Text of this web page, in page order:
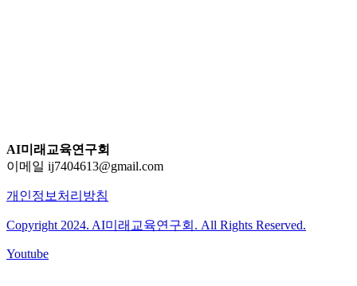
AI미래교육연구회
이메일 ij7404613@gmail.com
개인정보처리방침
Copyright 2024. AI미래교육연구회. All Rights Reserved.
Youtube